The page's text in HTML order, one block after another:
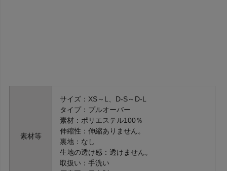
素材等
サイズ：XS～L、D-S～D-L
タイプ：プルオーバー
素材：ポリエステル100％
伸縮性：伸縮ありません。
裏地：なし
生地の透け感：透けません。
取扱い：手洗い